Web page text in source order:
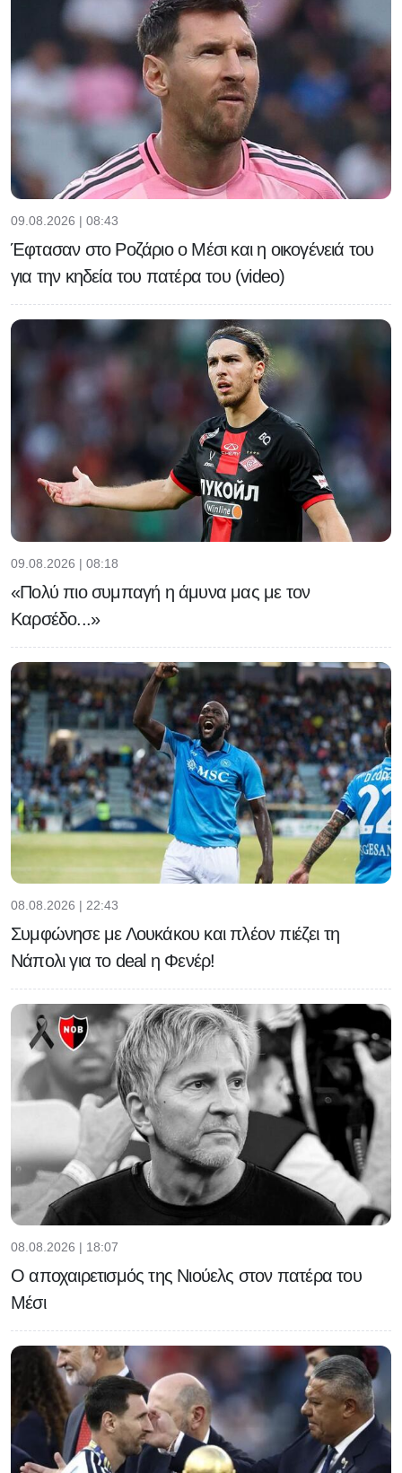
09.08.2026 | 08:43
Έφτασαν στο Ροζάριο ο Μέσι και η οικογένειά του
για την κηδεία του πατέρα του (video)
09.08.2026 | 08:18
«Πολύ πιο συμπαγή η άμυνα μας με τον
Καρσέδο...»
08.08.2026 | 22:43
Συμφώνησε με Λουκάκου και πλέον πιέζει τη
Νάπολι για το deal η Φενέρ!
08.08.2026 | 18:07
Ο αποχαιρετισμός της Νιούελς στον πατέρα του
Μέσι